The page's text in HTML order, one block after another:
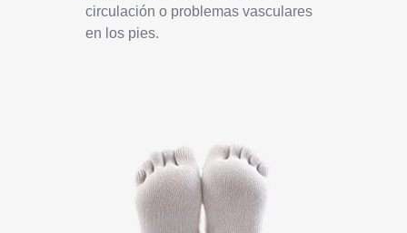
circulación o problemas vasculares
en los pies.